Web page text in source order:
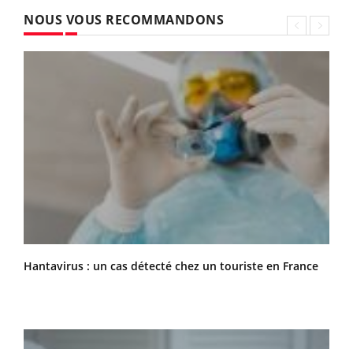
NOUS VOUS RECOMMANDONS
Hantavirus : un cas détecté chez un touriste en France